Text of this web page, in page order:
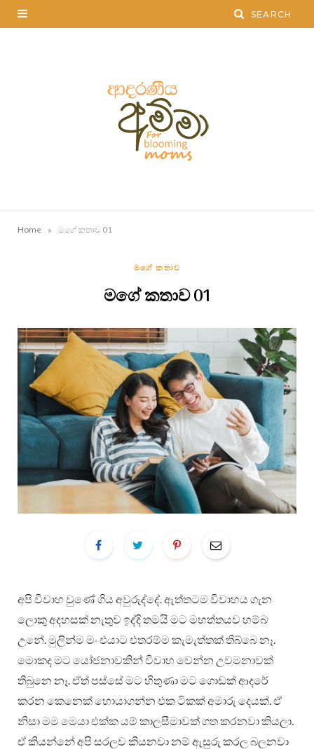
Home » මගේ කතාව 01
මගේ කතාව
මගේ කතාව 01
අපි විවාහ වුණේ ගිය අවුරුද්දේ. ඇත්තටම විවාහය ගැන
ලොකු අදහසක් නැතුව ඉද්දි තමයි මට මහත්තයව හම්බ
උනේ. මුලින්ම මං එයාට එතරම්ම කැමැත්තක් තිබ්බෙ නෑ.
මොකද මට යෝජනාවකින් විවාහ වෙන්න උවමනාවක්
තිබුනෙ නෑ. ඒත් පස්සේ මට හිතුණා මට ගොඩක් ආදරේ
කරන කෙනෙක් හොයාගන්න එක ටිකක් අමාරු දෙයක්. ඒ
නිසා මම මෙයා එක්ක යම් කාලසීමාවක් ගත කරනවා කියලා.
ඒ කියන්නේ අපි සරලව කියනවා නම් ඇසුරු කරල බලනවා